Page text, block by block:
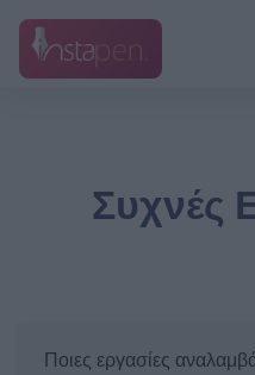
Συχνές
Ποιες εργασίες